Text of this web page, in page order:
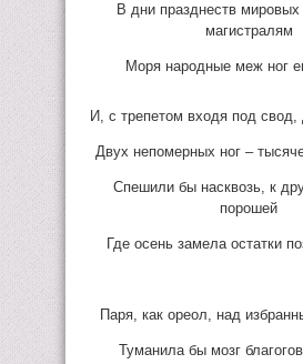
В дни празднеств
магистралям
Моря народные меж ног
И, с трепетом входя под
Двух непомерных ног –
Спешили бы насквозь, к
порошей
Где осень замела остатки
Паря, как ореол, над
Туманила бы мозг